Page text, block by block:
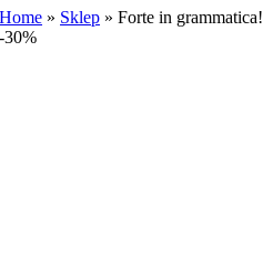
Home » Sklep »Forte in grammatica!
-30%